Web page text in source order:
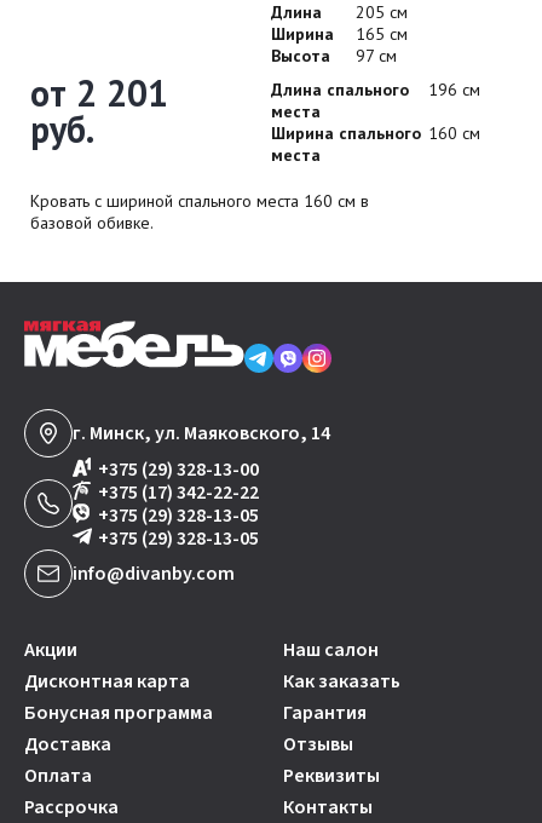
от 2 201
руб.
Длина
205 см
Ширина
165 см
Высота
97 см
Длина спального
места
196 см
Ширина спального
места
160 см
Кровать с шириной спального места 160 см в
базовой обивке.
г. Минск, ул. Маяковского, 14
+375 (29) 328-13-00
+375 (17) 342-22-22
+375 (29) 328-13-05
+375 (29) 328-13-05
info@divanby.com
Акции
Наш салон
Дисконтная карта
Как заказать
Бонусная программа
Гарантия
Доставка
Отзывы
Оплата
Реквизиты
Рассрочка
Контакты